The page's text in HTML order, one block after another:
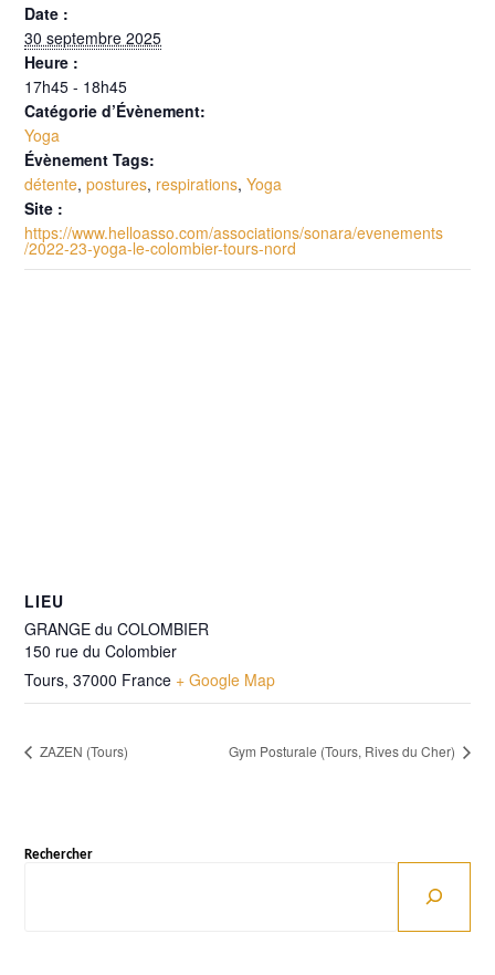
Date :
30 septembre 2025
Heure :
17h45 - 18h45
Catégorie d’Évènement:
Yoga
Évènement Tags:
détente,postures, respirations,Yoga
Site :
https://www.helloasso.com/associations/sonara/evenements
/2022-23-yoga-le-colombier-tours-nord
LIEU
GRANGE du COLOMBIER
150 rue du Colombier
Tours, 37000 France + Google Map
ZAZEN (Tours) Gym Posturale (Tours, Rives du Cher)
Rechercher